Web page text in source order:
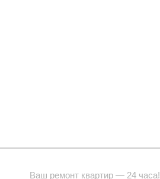
Ваш ремонт квартир — 24 часа!